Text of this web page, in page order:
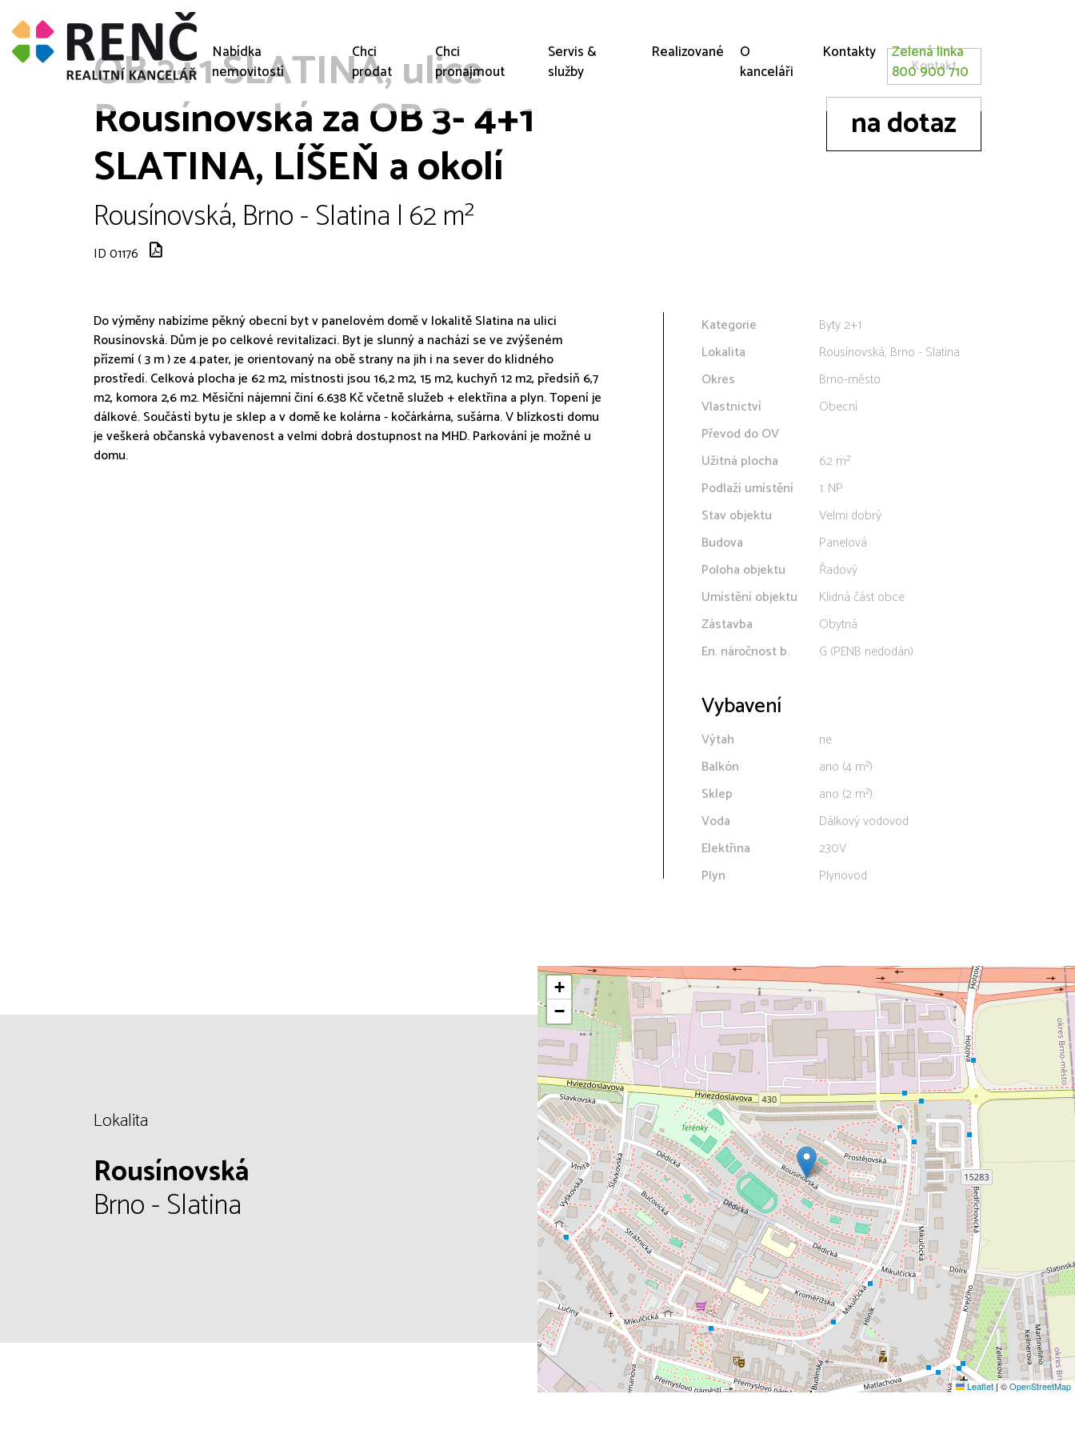
Nabídka
nemovitostí
Chci
prodat
Chci
pronajmout
Servis &
služby
Realizované
O
kanceláři
Kontakty
Zelená linka
800 900 710
OB 2+1 SLATINA, ulice
Rousínovská za OB 3- 4+1
SLATINA, LÍŠEŇ a okolí
Rousínovská, Brno - Slatina | 62 m²
ID 01176
Kontakt
na dotaz
Do výměny nabízíme pěkný obecní byt v panelovém domě v lokalitě Slatina na ulici
Rousínovská. Dům je po celkové revitalizaci. Byt je slunný a nachází se ve zvýšeném
přízemí ( 3 m ) ze 4.pater, je orientovaný na obě strany na jih i na sever do klidného
prostředí. Celková plocha je 62 m2, místnosti jsou 16,2 m2, 15 m2, kuchyň 12 m2, předsíň 6,7
m2, komora 2,6 m2. Měsíční nájemní činí 6.638 Kč včetně služeb + elektřina a plyn. Topení je
dálkové. Součástí bytu je sklep a v domě ke kolárna - kočárkárna, sušárna. V blízkosti domu
je veškerá občanská vybavenost a velmi dobrá dostupnost na MHD. Parkování je možné u
domu.
Kategorie
Byty 2+1
Lokalita
Rousínovská, Brno - Slatina
Okres
Brno-město
Vlastnictví
Obecní
Převod do OV
Užitná plocha
62 m²
Podlaží umístění
1. NP
Stav objektu
Velmi dobrý
Budova
Panelová
Poloha objektu
Řadový
Umístění objektu
Klidná část obce
Zástavba
Obytná
En. náročnost b.
G (PENB nedodán)
Vybavení
Výtah
ne
Balkón
ano (4 m²)
Sklep
ano (2 m²)
Voda
Dálkový vodovod
Elektřina
230V
Plyn
Plynovod
+
−
Leaflet | ©OpenStreetMap
Lokalita
Rousínovská
Brno - Slatina